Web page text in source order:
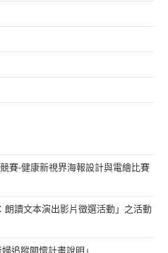
賽-健康新視界海報設計與電繪比賽
朗讀文本演出影片徵選活動」之活動
追蹤關懷計畫說明」